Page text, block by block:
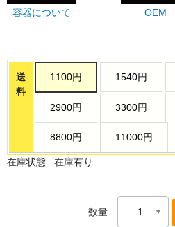
容器について OEM
送
料
1100円 1540円
2900円 3300円
8800円 11000円
在庫状態 : 在庫有り
数量